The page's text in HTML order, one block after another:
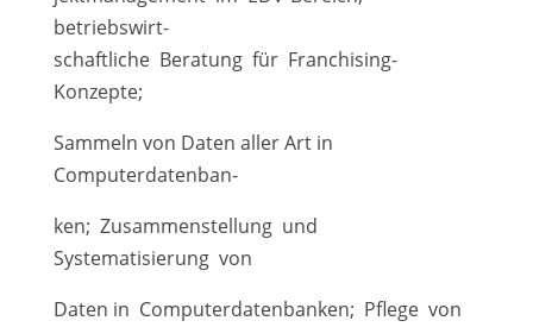
betriebswirt-
schaftliche Beratung für Franchising-
Konzepte;
Sammeln von Daten aller Art in
Computerdatenban-
ken; Zusammenstellung und
Systematisierung von
Daten in Computerdatenbanken; Pflege von